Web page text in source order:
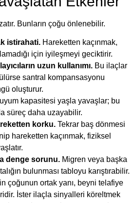
Bunların çoğu önlenebilir.
istirahati. Hareketten kaçınmak,
için iyileşmeyi geciktirir.
uzun kullanımı. Bu ilaçlar
santral kompansasyonu
oluşturur.
kapasitesi yaşla yavaşlar; bu
süreç daha uzayabilir.
korku. Tekrar baş dönmesi
hareketten kaçınmak, fiziksel
denge sorunu. Migren veya başka
bulunması tabloyu karıştırabilir.
çoğunun ortak yanı, beyni telafiye
İster ilaçla sinyalleri köreltmek